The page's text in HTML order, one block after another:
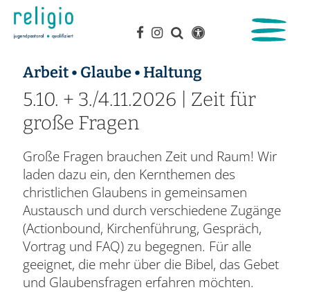
Arbeit • Glaube • Haltung:
5.10. + 3./4.11.2026 | Zeit für
große Fragen
Große Fragen brauchen Zeit und Raum! Wir
laden dazu ein, den Kernthemen des
christlichen Glaubens in gemeinsamen
Austausch und durch verschiedene Zugänge
(Actionbound, Kirchenführung, Gespräch,
Vortrag und FAQ) zu begegnen. Für alle
geeignet, die mehr über die Bibel, das Gebet
und Glaubensfragen erfahren möchten.